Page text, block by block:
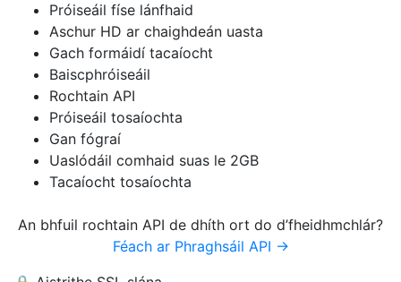
Próiseáil físe lánfhaid
Aschur HD ar chaighdeán uasta
Gach formáidí tacaíocht
Baiscphróiseáil
Rochtain API
Próiseáil tosaíochta
Gan fógraí
Uaslódáil comhaid suas le 2GB
Tacaíocht tosaíochta
An bhfuil rochtain API de dhíth ort do d’fheidhmchlár?
Féach ar Phraghsáil API →